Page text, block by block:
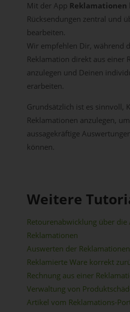
Mit der App Reklamationen
Rücksendungen zentral und
bearbeiten.
Wir empfehlen Dir, während
Reklamation direkt aus einer
anzulegen und Deinen
erarbeiten.
Grundsätzlich ist es sinnvoll,
Reklamationen anzulegen,
aussagekräftige
können.
Weitere
Retourenabwicklung über die
Reklamationen
Auswerten der Reklamationen
Reklamierte Ware korrekt
Rechnung aus einer
Verwaltung von
Artikel vom Reklamations-